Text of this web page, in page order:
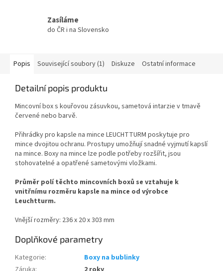
Zasíláme
do ČR i na Slovensko
Popis Související soubory (1) Diskuze Ostatní informace
Detailní popis produktu
Mincovní box s kouřovou zásuvkou, sametová intarzie v tmavě
červené nebo barvě.
Přihrádky pro kapsle na mince LEUCHTTURM poskytuje pro
mince dvojitou ochranu. Prostupy umožňují snadné vyjmutí kapslí
na mince. Boxy na mince lze podle potřeby rozšířit, jsou
stohovatelné a opatřené sametovými vložkami.
Průměr polí těchto mincovních boxů se vztahuje k
vnitřnímu rozměru kapsle na mince od výrobce
Leuchtturm.
Vnější rozměry: 236 x 20 x 303 mm
Doplňkové parametry
Kategorie:
Boxy na bublinky